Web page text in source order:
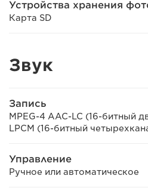
Устройства хранения
Карта SD
Звук
Запись
MPEG-4 AAC-LC (16-битный
LPCM (16-битный
Управление
Ручное или автоматическое